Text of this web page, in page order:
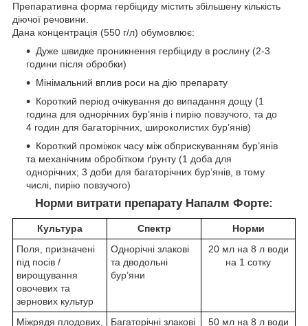
Препаративна форма гербіциду містить збільшену кількість
діючої речовини.
Дана концентрація (550 г/л) обумовлює:
Дуже швидке проникнення гербіциду в рослину (2-3
години після обробки)
Мінімальний вплив роси на дію препарату
Короткий період очікування до випадання дощу (1
година для однорічних бур’янів і пирію повзучого, та до
4 годин для багаторічних, широколистих бур’янів)
Короткий проміжок часу між обприскуванням бур’янів
та механічним обробітком ґрунту (1 доба для
однорічних; 3 доби для багаторічних бур’янів, в тому
числі, пирію повзучого)
Норми витрати препарату Напалм Форте:
Культура Спектр
Норми
Поля, призначені
під посів /
вирощування
овочевих та
зернових культур
Однорічні злакові
та дводольні
бур’яни
20 мл на 8 л води
на 1 сотку
Міжрядя плодових, Багаторічні злакові 50 мл на 8 л води